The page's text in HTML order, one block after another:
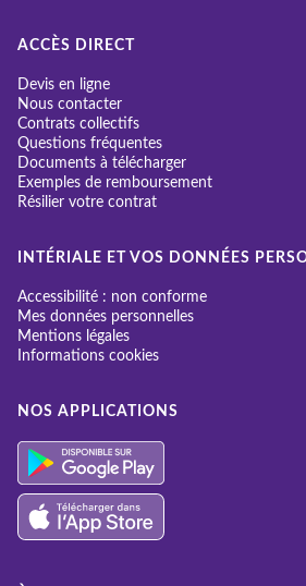
ACCÈS DIRECT
Devis en ligne
Nous contacter
Contrats collectifs
Questions fréquentes
Documents à télécharger
Exemples de remboursement
Résilier votre contrat
INTÉRIALE ET VOS DONNÉES
Accessibilité : non conforme
Mes données personnelles
Mentions légales
Informations cookies
NOS APPLICATIONS